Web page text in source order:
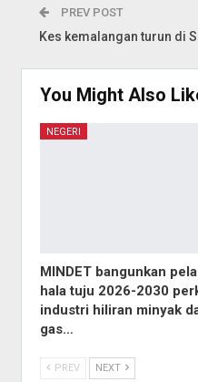
PREV POST
Kes kemalangan turun di
You Might Also
NEGERI
MINDET bangunkan
hala tuju 2026-2030
industri hiliran minyak
gas…
PREV NEXT